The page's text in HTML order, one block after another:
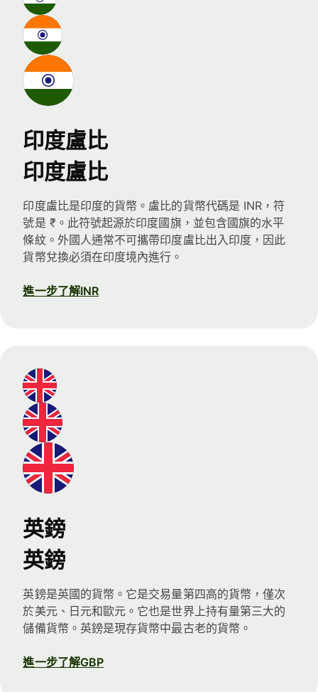
印度盧比
印度盧比
印度盧比是印度的貨幣。盧比的貨幣代碼是 INR，符
號是 ₹。此符號起源於印度國旗，並包含國旗的水平
條紋。外國人通常不可攜帶印度盧比出入印度，因此
貨幣兌換必須在印度境內進行。
進一步了解INR
英鎊
英鎊
英鎊是英國的貨幣。它是交易量第四高的貨幣，僅次
於美元、日元和歐元。它也是世界上持有量第三大的
儲備貨幣。英鎊是現存貨幣中最古老的貨幣。
進一步了解GBP